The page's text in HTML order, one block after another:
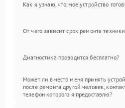
Как я узнаю, что мое устройство
От чего зависит срок ремонта
Диагностика проводится бесплатно?
Может ли вместо меня принять
после ремонта другой человек,
телефон которого я предоставлю?